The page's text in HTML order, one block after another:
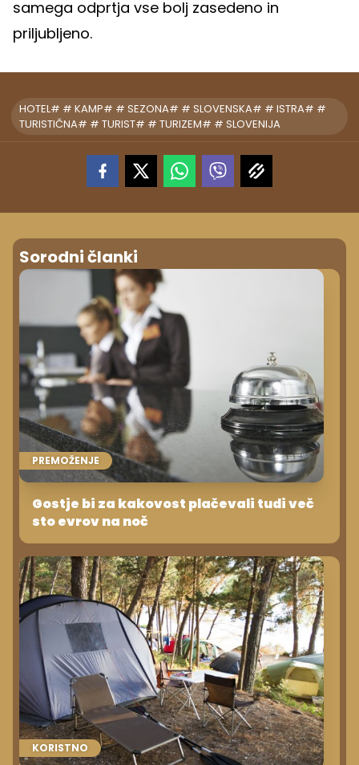
samega odprtja vse bolj zasedeno in
priljubljeno.
HOTEL# # KAMP# # SEZONA# # SLOVENSKA# # ISTRA# #
TURISTIČNA# # TURIST# # TURIZEM# # SLOVENIJA
Sorodni članki
PREMOŽENJE
Gostje bi za kakovost plačevali tudi več
sto evrov na noč
KORISTNO